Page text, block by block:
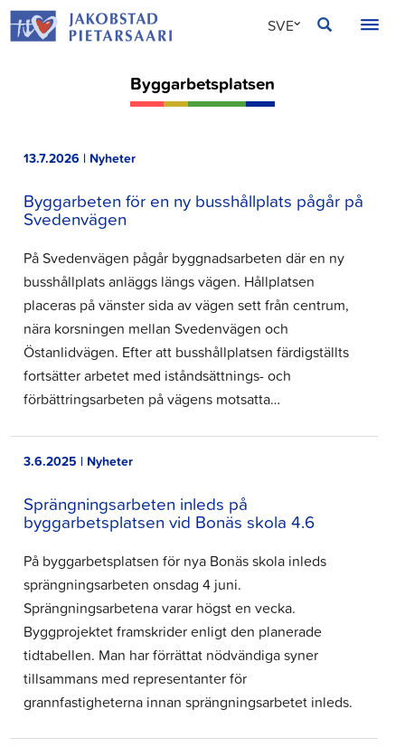
Hoppa
till
SVE
ENG
Byggarbetsplatsen
13.7.2026 | Nyheter
Byggarbeten för en ny busshållplats pågår på
Svedenvägen
På Svedenvägen pågår byggnadsarbeten där en ny
busshållplats anläggs längs vägen. Hållplatsen
placeras på vänster sida av vägen sett från centrum,
nära korsningen mellan Svedenvägen och
Östanlidvägen. Efter att busshållplatsen färdigställts
fortsätter arbetet med iståndsättnings- och
förbättringsarbeten på vägens motsatta…
3.6.2025 | Nyheter
Sprängningsarbeten inleds på
byggarbetsplatsen vid Bonäs skola 4.6
På byggarbetsplatsen för nya Bonäs skola inleds
sprängningsarbeten onsdag 4 juni.
Sprängningsarbetena varar högst en vecka.
Byggprojektet framskrider enligt den planerade
tidtabellen. Man har förrättat nödvändiga syner
tillsammans med representanter för
grannfastigheterna innan sprängningsarbetet inleds.